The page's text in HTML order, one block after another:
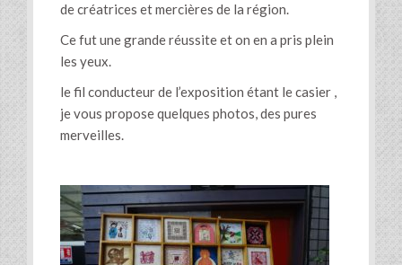
de créatrices et mercières de la région.
Ce fut une grande réussite et on en a pris plein
les yeux.
le fil conducteur de l’exposition étant le casier ,
je vous propose quelques photos, des pures
merveilles.